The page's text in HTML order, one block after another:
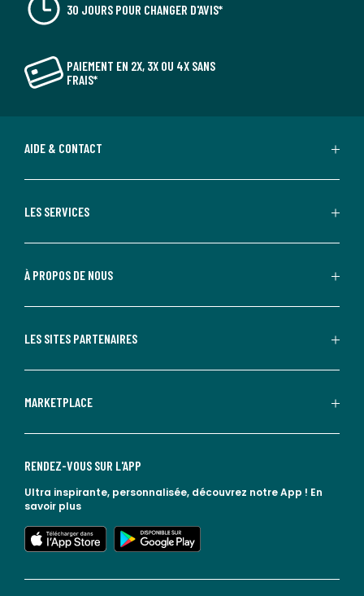
30 JOURS POUR CHANGER D'AVIS*
PAIEMENT EN 2X, 3X OU 4X SANS
FRAIS*
AIDE & CONTACT
LES SERVICES
À PROPOS DE NOUS
LES SITES PARTENAIRES
MARKETPLACE
RENDEZ-VOUS SUR L'APP
Ultra inspirante, personnalisée, découvrez notre App ! En
savoir plus
lien vers l'app store
lien vers google play